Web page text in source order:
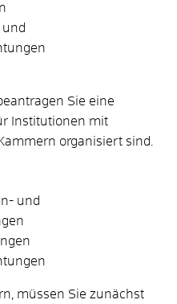
und
Sie eine
Institutionen mit
organisiert sind.
und
müssen Sie zunächst